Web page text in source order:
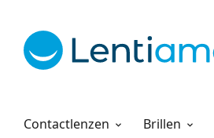
Contactlenzen
Lenzenvloeistoffen Brillen
Hoe bestellen